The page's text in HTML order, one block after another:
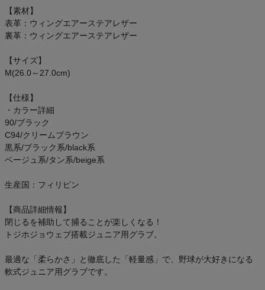
お気に入り
ご利用ガイド
クーポン一覧
商品レビュー
プロテイン・サプリメントまとめ買い
アウトレットセール
スタッフコーディネート
スタッフブログ
【素材】
表革：ウィングエアーステアレザー
裏革：ウィングエアーステアレザー
【サイズ】
M(26.0～27.0cm)
【仕様】
・カラー詳細
90/ブラック
C94/クリームブラウン
黒系/ブラック系/black系
ベージュ系/タン系/beige系
生産国：フィリピン
【商品詳細情報】
閉じるを補助して捕ることが楽しくなる！
トジホジョウェブ搭載ジュニア用グラブ。
最適な「柔らかさ」と徹底した「軽量感」で、野球が大好きになる
軟式ジュニア用グラブです。